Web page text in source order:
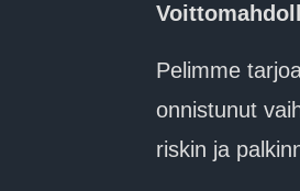
Pelimme
onnistunut
riskin ja